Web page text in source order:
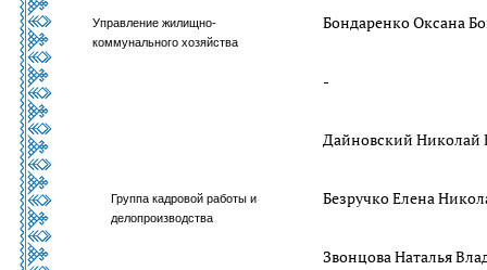
Управление жилищно-
коммунального хозяйства
Бондаренко Оксана
-
Дайновский Николай
Группа кадровой работы и
делопроизводства
Безручко Елена
Звонцова Наталья